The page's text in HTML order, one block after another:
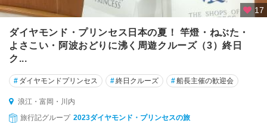
17
ダイヤモンド・プリンセス日本の夏！ 竿燈・ねぶた・
よさこい・阿波おどりに沸く周遊クルーズ（3）終日
ク...
# ダイヤモンドプリンセス #終日クルーズ #船長主催の歓迎会
浪江・富岡・川内
旅行記グループ 2023ダイヤモンド・プリンセスの旅